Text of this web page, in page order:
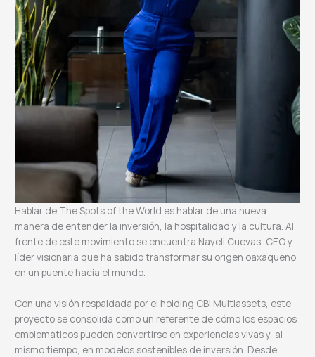
Hablar de The Spots of the World es hablar de una nueva
manera de entender la inversión, la hospitalidad y la cultura. Al
frente de este movimiento se encuentra Nayeli Cuevas, CEO y
líder visionaria que ha sabido transformar su origen oaxaqueño
en un puente hacia el mundo.
Con una visión respaldada por el holding CBI Multiassets, este
proyecto se consolida como un referente de cómo los espacios
emblemáticos pueden convertirse en experiencias vivas y, al
mismo tiempo, en modelos sostenibles de inversión. Desde